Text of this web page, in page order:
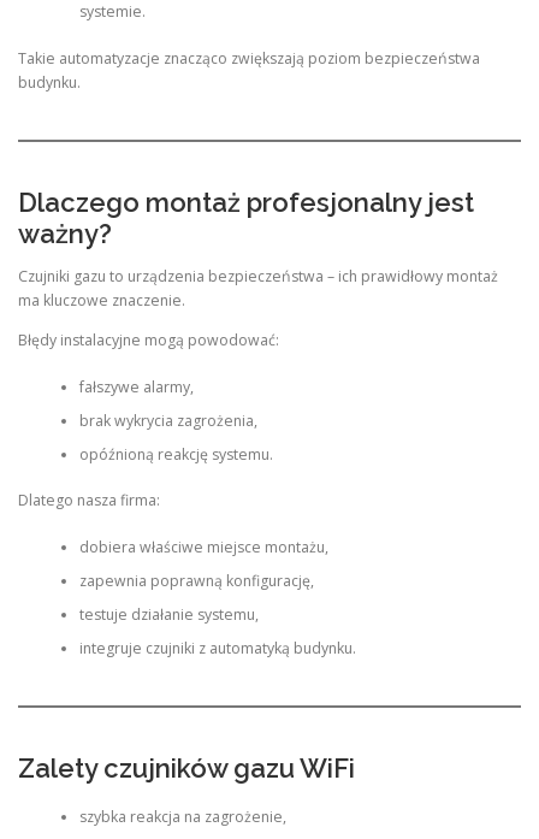
systemie.
Takie automatyzacje znacząco zwiększają poziom bezpieczeństwa
budynku.
Dlaczego montaż profesjonalny jest
ważny?
Czujniki gazu to urządzenia bezpieczeństwa – ich prawidłowy montaż
ma kluczowe znaczenie.
Błędy instalacyjne mogą powodować:
fałszywe alarmy,
brak wykrycia zagrożenia,
opóźnioną reakcję systemu.
Dlatego nasza firma:
dobiera właściwe miejsce montażu,
zapewnia poprawną konfigurację,
testuje działanie systemu,
integruje czujniki z automatyką budynku.
Zalety czujników gazu WiFi
szybka reakcja na zagrożenie,